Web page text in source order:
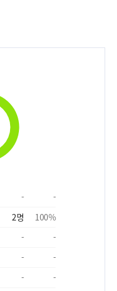
-
-
2명 100%
-
-
-
-
-
-